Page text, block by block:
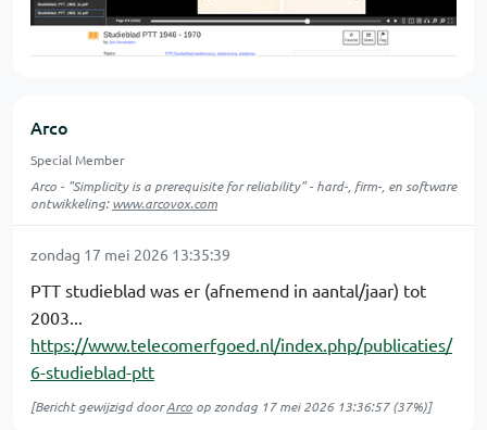
Arco
Special Member
Arco - "Simplicity is a prerequisite for reliability" - hard-, firm-, en software
ontwikkeling:www.arcovox.com
zondag 17 mei 2026 13:35:39
PTT studieblad was er (afnemend in aantal/jaar) tot
2003...
https://www.telecomerfgoed.nl/index.php/publicaties/
6-studieblad-ptt
[Bericht gewijzigd doorArco op zondag 17 mei 2026 13:36:57(37%)]